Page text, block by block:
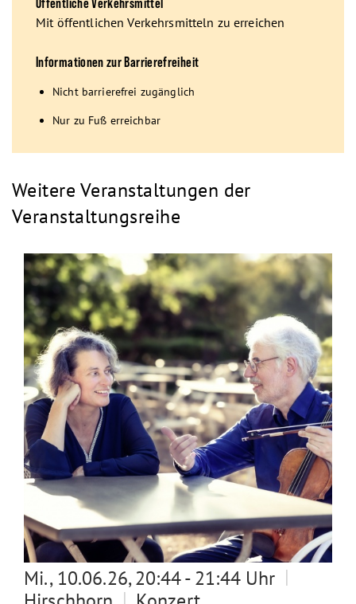
Mit öffentlichen Verkehrsmitteln zu erreichen
Informationen zur Barrierefreiheit
Nicht barrierefrei zugänglich
Nur zu Fuß erreichbar
Weitere Veranstaltungen der
Veranstaltungsreihe
Mi., 10.06.26, 20:44 - 21:44 Uhr |
|